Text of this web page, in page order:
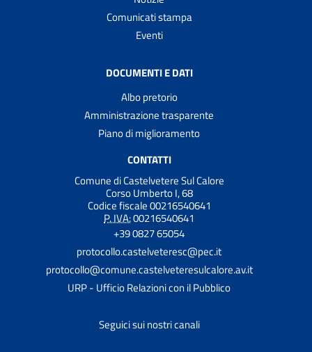
Comunicati stampa
Eventi
DOCUMENTI E DATI
Albo pretorio
Amministrazione trasparente
Piano di miglioramento
CONTATTI
Comune di Castelvetere Sul Calore
Corso Umberto I, 68
Codice fiscale 00216540641
P. IVA:00216540641
+39 0827 65054
protocollo.castelveteresc@pec.it
protocollo@comune.castelveteresulcalore.av.it
URP - Ufficio Relazioni con il Pubblico
Seguici sui nostri canali